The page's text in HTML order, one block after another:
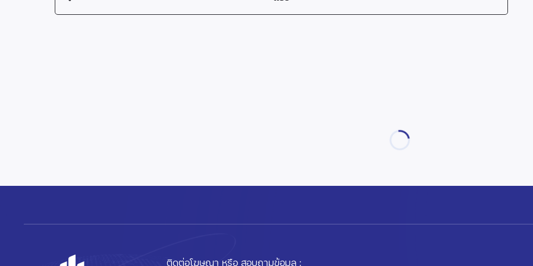
ติดต่อโฆษณา หรือ สอบถามข้อมูล :